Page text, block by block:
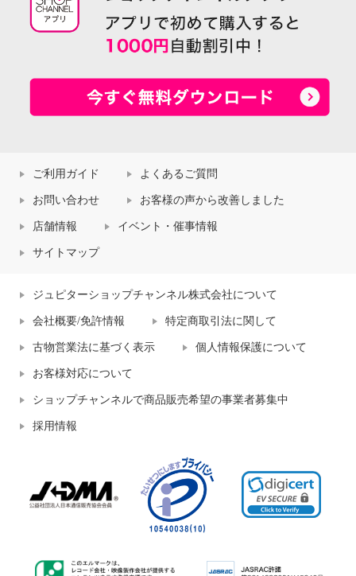
ご利用ガイド よくあるご質問
お問い合わせ お客様の声から改善しました
店舗情報 イベント・催事情報
サイトマップ
ジュピターショップチャンネル株式会社について
会社概要/免許情報 特定商取引法に関して
古物営業法に基づく表示 個人情報保護について
お客様対応について
ショップチャンネルで商品販売希望の事業者募集中
採用情報